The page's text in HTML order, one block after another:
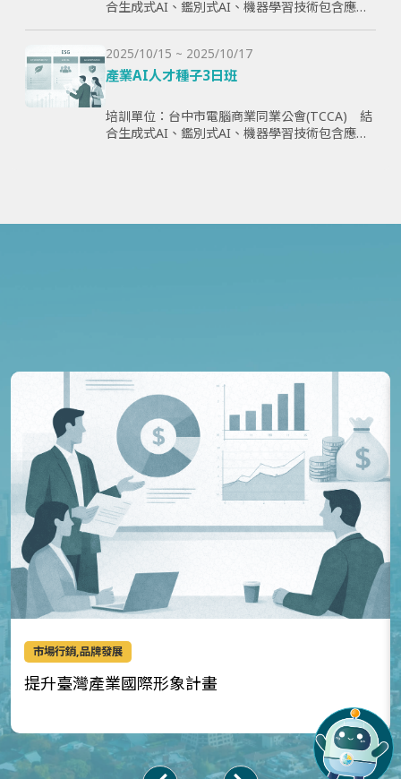
合生成式AI、鑑別式AI、機器學習技術包含應用
力。
2025/10/15 ~ 2025/10/17
產業AI人才種子3日班
培訓單位：台中市電腦商業同業公會(TCCA) 結
合生成式AI、鑑別式AI、機器學習技術包含應用
市場行銷,品牌發展
提升臺灣產業國際形象計畫